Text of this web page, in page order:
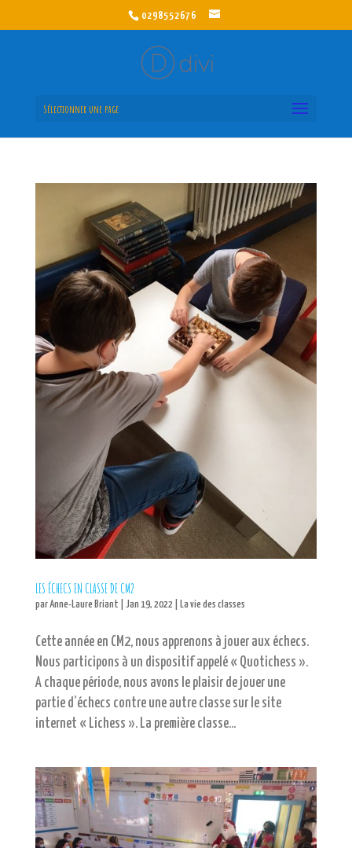
0298552676
Sélectionner une page
LES ÉCHECS EN CLASSE DE CM2
parAnne-Laure Briant Jan 19, 2022 La vie des classes
Cette année en CM2, nous apprenons à jouer aux échecs.
Nous participons à un dispositif appelé « Quotichess ».
A chaque période, nous avons le plaisir de jouer une
partie d’échecs contre une autre classe sur le site
internet « Lichess ». La première classe...